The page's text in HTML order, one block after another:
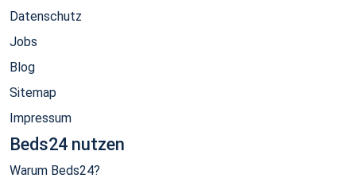
Datenschutz
Jobs
Blog
Sitemap
Impressum
Beds24 nutzen
Warum Beds24?